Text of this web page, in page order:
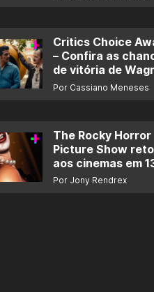
Critics Choice
– Confira as
de vitória de
Moura e de ‘O
Por Cassiano Meneses
The Rocky Horror
Picture Show
aos cinemas em
novembro
Por Jony Rendrex